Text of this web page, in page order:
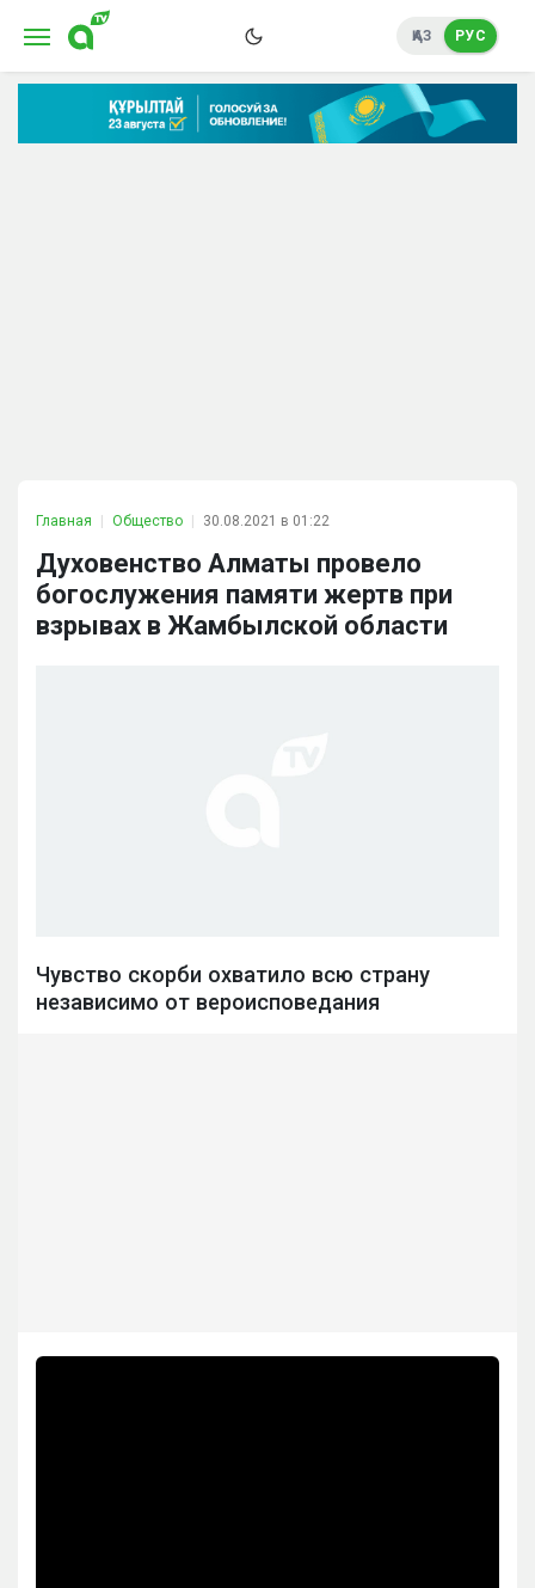
ҚАЗ РУС
Главная Общество 30.08.2021 в 01:22
Духовенство Алматы провело
богослужения памяти жертв при
взрывах в Жамбылской области
Чувство скорби охватило всю страну
независимо от вероисповедания